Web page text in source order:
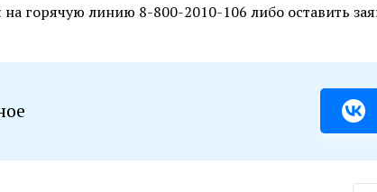
горячую линию 8-800-2010-106 либо оставить